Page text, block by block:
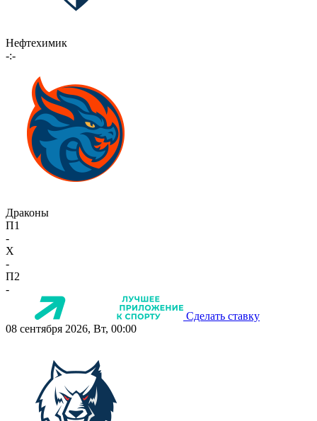
Нефтехимик
-:-
Драконы
П1
-
X
-
П2
-
Сделать ставку
08 сентября 2026, Вт, 00:00